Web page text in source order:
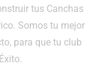
tus Canchas
Somos tu mejor
para que tu club